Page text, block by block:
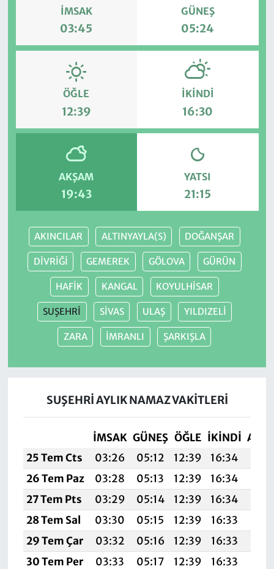
İMSAK
03:45
GÜNEŞ
05:24
ÖĞLE
12:39
İKINDI
16:30
AKŞAM
19:43
YATSI
21:15
AKINCILAR ALTINYAYLA(S) DOĞANŞAR
DİVRİĞİ GEMEREK GÖLOVA GÜRÜN
HAFİK KANGAL KOYULHİSAR
SUŞEHRİ SİVAS ULAŞ YILDIZELİ
ZARA İMRANLI ŞARKIŞLA
SUŞEHRİ AYLIK NAMAZ VAKITLERI
İMSAK GÜNEŞ ÖĞLE İKINDI
25 Tem Cts
03:26 05:12 12:39 16:34
26 Tem Paz
03:28 05:13 12:39 16:34
27 Tem Pts
03:29 05:14 12:39 16:34
28 Tem Sal
03:30 05:15 12:39 16:33
29 Tem Çar
03:32 05:16 12:39 16:33
30 Tem Per
03:33 05:17 12:39 16:33